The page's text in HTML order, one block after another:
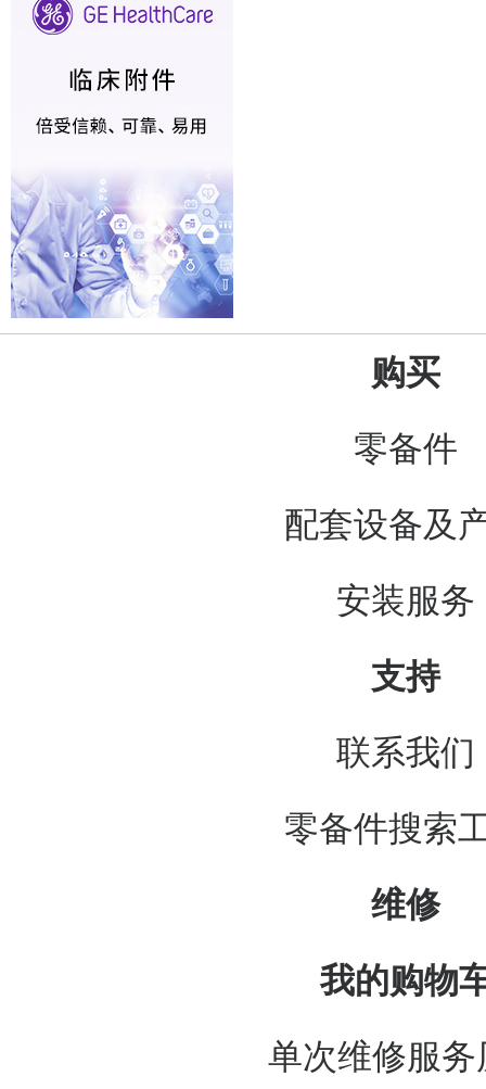
购买
零备件
配套设备及
安装服务
支持
联系我们
零备件搜索
维修
我的购物
单次维修服务